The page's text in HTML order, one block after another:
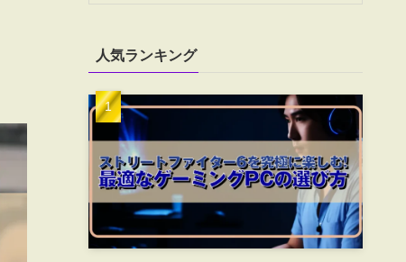
人気ランキング